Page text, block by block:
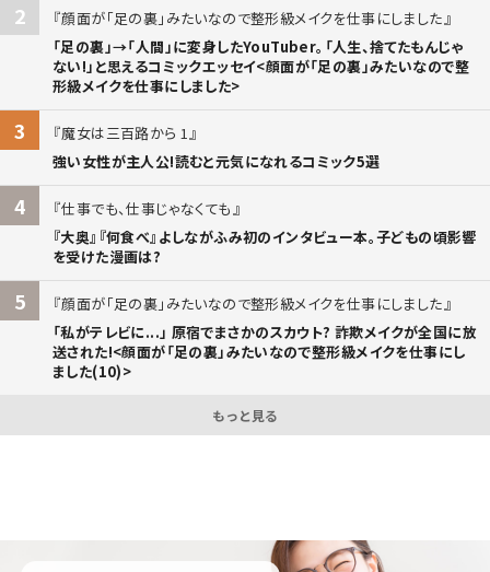
2
顔面が「足の裏」みたいなので整形級メイクを仕事にしました
「足の裏」→「人間」に変身したYouTuber。「人生、捨てたもんじゃ
ない!」と思えるコミックエッセイ<顔面が「足の裏」みたいなので整
形級メイクを仕事にしました>
3
魔女は三百路から 1
強い女性が主人公!読むと元気になれるコミック5選
4
仕事でも、仕事じゃなくても
『大奥』『何食べ』よしながふみ初のインタビュー本。子どもの頃影響
を受けた漫画は?
5
顔面が「足の裏」みたいなので整形級メイクを仕事にしました
「私がテレビに...」 原宿でまさかのスカウト? 詐欺メイクが全国に放
送された!<顔面が「足の裏」みたいなので整形級メイクを仕事にし
ました(10)>
もっと見る